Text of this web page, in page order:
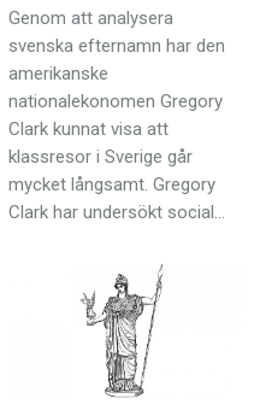
Genom att analysera
svenska efternamn har den
amerikanske
nationalekonomen Gregory
Clark kunnat visa att
klassresor i Sverige går
mycket långsamt. Gregory
Clark har undersökt social…